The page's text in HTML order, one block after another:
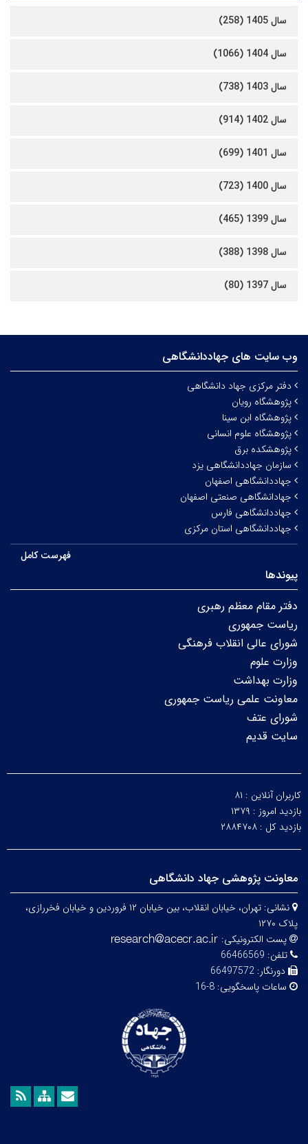
سال 1405 (258)
سال 1404 (1066)
سال 1403 (738)
سال 1402 (914)
سال 1401 (699)
سال 1400 (723)
سال 1399 (465)
سال 1398 (388)
سال 1397 (80)
وب سایت های جهاددانشگاهی
دفتر مرکزی جهاد دانشگاهی
پژوهشگاه رویان
پژوهشگاه ابن سینا
پژوهشگاه علوم انسانی
پژوهشکده برق
سازمان جهاددانشگاهی یزد
جهاددانشگاهی اصفهان
جهادانشگاهی صنعتی اصفهان
جهاددانشگاهی فارس
جهاددانشگاهی استان مرکزی
فهرست کامل
پیوندها
دفتر مقام معظم رهبری
ریاست جمهوری
شورای عالی انقلاب فرهنگی
وزارت علوم
وزارت بهداشت
معاونت علمی ریاست جمهوری
شورای عتف
سایت قدیم
کاربران آنلاین : ۸۱
بازدید امروز : ۱۳۷۹
بازدید کل : ۲۸۸۴۷۰۸
معاونت پژوهشی جهاد دانشگاهی
نشانی:
تهران، خیابان انقلاب، بین خیابان ۱۲ فروردین و خیابان فخررازی،
پلاک ۱۲۷۰
پست الکترونیکی:
تلفن: 66466569
دورنگار: 66497572
ساعات پاسخگویی: 8-16